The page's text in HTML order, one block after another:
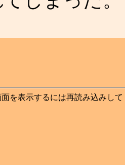
を表示するには再読み込みして